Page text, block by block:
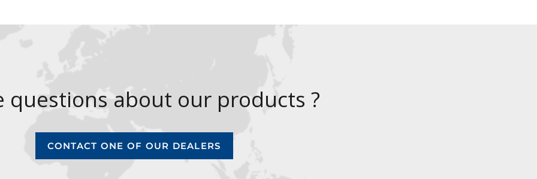
questions about our products ?
CONTACT ONE OF OUR DEALERS